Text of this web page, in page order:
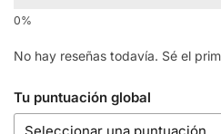
No hay reseñas todavía. Sé el
Tu puntuación global